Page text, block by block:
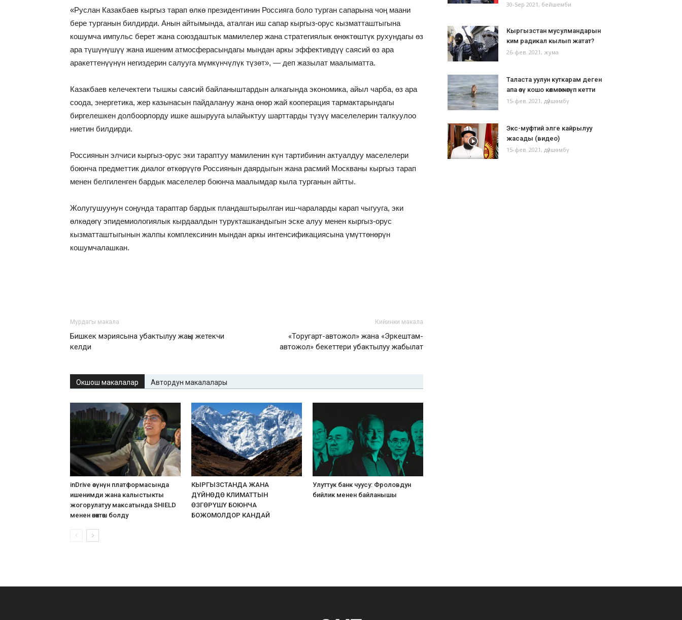
«Руслан Казакбаев кыргыз тарап өлкө президентинин Россияга боло турган сапарына чоң маани
бере турганын билдирди. Анын айтымында, аталган иш сапар кыргыз-орус кызматташтыгына
кошумча импульс берет жана союздаштык мамилелер жана стратегиялык өнөктөштүк рухундагы өз
ара түшүнүшүү жана ишеним атмосферасындагы мындан аркы эффективдүү саясий өз ара
аракеттенүүнүн негиздерин салууга мүмкүнчүлүк түзөт», — деп жазылат маалыматта.
Казакбаев келечектеги тышкы саясий байланыштардын алкагында экономика, айыл чарба, өз ара
соода, энергетика, жер казынасын пайдалануу жана өнөр жай кооперация тармактарындагы
биргелешкен долбоорлорду ишке ашырууга ылайыктуу шарттарды түзүү маселелерин талкуулоо
ниетин билдирди.
Россиянын элчиси кыргыз-орус эки тараптуу мамиленин күн тартибинин актуалдуу маселелери
боюнча предметтик диалог өткөрүүгө Россиянын даярдыгын жана расмий Москваны кыргыз тарап
менен белгиленген бардык маселелер боюнча маалымдар кыла турганын айтты.
Жолугушуунун соңунда тараптар бардык пландаштырылган иш-чараларды карап чыгууга, эки
өлкөдөгү эпидемиологиялык кырдаалдын турукташкандыгын эске алуу менен кыргыз-орус
кызматташтыгынын жалпы комплексинин мындан аркы интенсификациясына үмүттөнөрүн
кошумчалашкан.
Мурдагы макала
Бишкек мэриясына убактылуу жаңы жетекчи
келди
Кийинки макала
«Торугарт-автожол» жана «Эркештам-
автожол» бекеттери убактылуу жабылат
Окшош макалалар Автордун макалалары
inDrive өзүнүн платформасында
ишенимди жана калыстыкты
жогорулатуу максатында SHIELD
менен өнөктөш болду
КЫРГЫЗСТАНДА ЖАНА
ДҮЙНӨДӨ КЛИМАТТЫН
ӨЗГӨРҮШҮ БОЮНЧА
БОЖОМОЛДОР КАНДАЙ
Улуттук банк чуусу: Фроловдун
бийлик менен байланышы
30-Sep 2021, бейшемби
Кыргызстан мусулмандарын
ким радикал кылып жатат?
26-фев. 2021, жума
Таласта уулун куткарам деген
апа өзү кошо көлмөгө чөгүп кетти
15-фев. 2021, дүйшөмбү
Экс-муфтий элге кайрылуу
жасады (видео)
15-фев. 2021, дүйшөмбү